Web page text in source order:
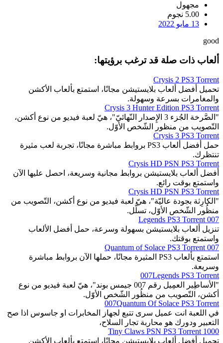
مجهول
5.00 نجوم
13 مايو 2022
good
ألعاب ذات صلة قد ترغب برؤيتها:
Crysis 2 PS3 Torrent
تحميل أفضل ألعاب بلايستيشن مجانًا، استمتع بألعاب الأكشن
والمغامرات بسرعة وسهولة.
Crysis 3 Hunter Edition PS3 Torrent
"الصَّرخة الجُزء 3 الإِصدار النّهائيّ"، هيّ لعبة فيديو من نوع أكشن،
التّصويب من منظور الشّخص الأوّل.
Crysis 3 PS3 Torrent
حمل أفضل ألعاب PS3 بروابط مباشرة مجانًا، تجربة لعب مثيرة
تنتظرك.
Crysis HD PSN PS3 Torrent
أفضل ألعاب بلايستيشن بروابط مجانية وسريعة، احصل عليها الآن
واستمتع بوقت رائع.
Crysis HD PSN PS3 Torrent
"الكارِثة بجودة عاليّة"، هيّ لعبة فيديو من نوع أكشن، التّصويب من
منظُور الشّخص الأوّل، تسلُّل.
007 Legends PS3 Torrent
تنزيل ألعاب بلايستيشن بسهولة وسرعة، حمل أفضل الألعاب
واستمتع بوقتك.
007 Quantum of Solace PS3 Torrent
استمتع بألعاب PS3 المثيرة مجانًا، حملها الآن بروابط مباشرة
وسريعة.
007Legends PS3 Torrent
"الأساطِير العمِيل رقم 007 جيمس بوند"، هيّ لعبة فيديو من نوع
أكشن، التّصويب من منظُور الشّخص الأوّل.
007Quantum Of Solace PS3 Torrent
في اللعبة انت عميل سرى تتبع لجهاز المخابرات او جاسوس اذا صح
التعبير ودورك هو محاربة تجار السلاح،
1000 Tiny Claws PSN PS3 Torrent
تحميل أفضل ألعاب بلايستيشن مجانًا، استمتع بألعاب الأكشن